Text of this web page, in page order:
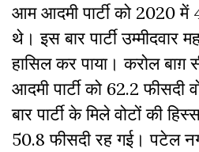
आम आदमी पार्टी को 2020 में
थे। इस बार पार्टी
हासिल कर पाया। करोल
आदमी पार्टी को 62.2
बार पार्टी के मिले वोटों की
50.8 फीसदी रह गई। पटेल